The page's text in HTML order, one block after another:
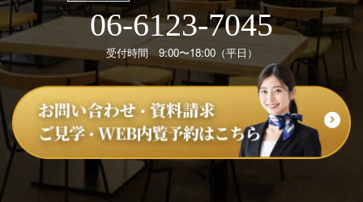
06-6123-7045
受付時間 9:00〜18:00（平日）